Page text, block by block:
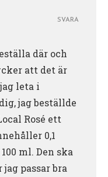
där och
att det är
leta i
jag beställde
Rosé ett
0,1
ml. Den ska
passar bra
SVARA